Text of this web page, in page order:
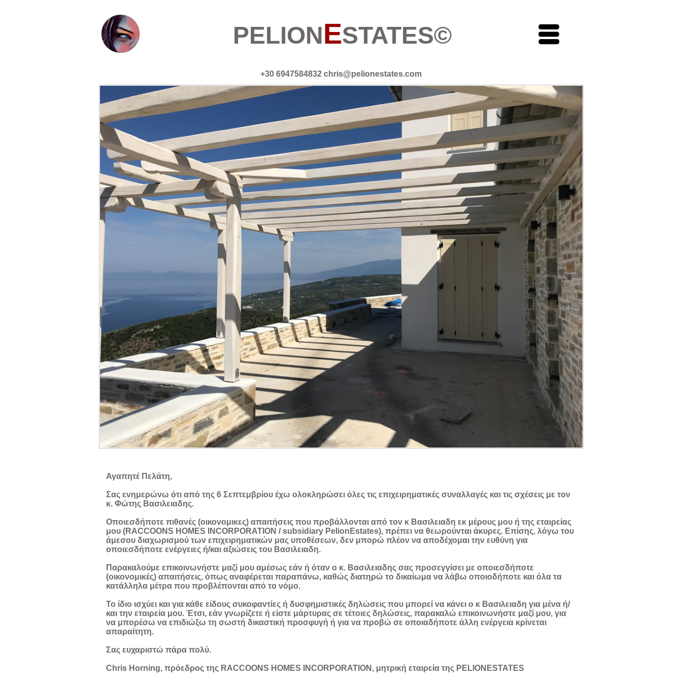
PELIONESTATES©
+30 6947584832 chris@pelionestates.com
Αγαπητέ Πελάτη,
Σας ενημερώνω ότι από της 6 Σεπτεμβρίου έχω ολοκληρώσει όλες τις επιχειρηματικές συναλλαγές και τις σχέσεις με τον
κ. Φώτης Βασιλειαδης.
Οποιεσδήποτε πιθανές (οικονομικες) απαιτήσεις που προβάλλονται από τον κ Βασιλειαδη εκ μέρους μου ή της εταιρείας
μου (RACCOONS HOMES INCORPORATION / subsidiary PelionEstates), πρέπει να θεωρούνται άκυρες. Επίσης, λόγω του
άμεσου διαχωρισμού των επιχειρηματικών μας υποθέσεων, δεν μπορώ πλέον να αποδέχομαι την ευθύνη για
οποιεσδήποτε ενέργειες ή/και αξιώσεις του Βασιλειαδη.
Παρακαλούμε επικοινωνήστε μαζί μου αμέσως εάν ή όταν ο κ. Βασιλειαδης σας προσεγγίσει με οποιεσδήποτε
(οικονομικές) απαιτήσεις, όπως αναφέρεται παραπάνω, καθώς διατηρώ το δικαίωμα να λάβω οποιοδήποτε και όλα τα
κατάλληλα μέτρα που προβλέπονται από το νόμο.
Το ίδιο ισχύει και για κάθε είδους συκοφαντίες ή δυσφημιστικές δηλώσεις που μπορεί να κάνει ο κ Βασιλειαδη για μένα ή/
και την εταιρεία μου. Έτσι, εάν γνωρίζετε ή είστε μάρτυρας σε τέτοιες δηλώσεις, παρακαλώ επικοινωνήστε μαζί μου, για
να μπορέσω να επιδιώξω τη σωστή δικαστική προσφυγή ή για να προβώ σε οποιαδήποτε άλλη ενέργεια κρίνεται
απαραίτητη.
Σας ευχαριστώ πάρα πολύ.
Chris Horning, πρόεδρος της RACCOONS HOMES INCORPORATION, μητρική εταιρεία της PELIONESTATES